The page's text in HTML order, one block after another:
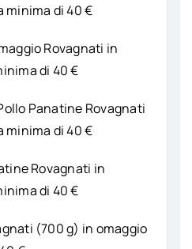
minima di 40 €
Rovagnati in
di 40 €
Panatine Rovagnati
minima di 40 €
Rovagnati in
di 40 €
(700 g) in omaggio